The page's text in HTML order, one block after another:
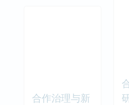
合作治理与新